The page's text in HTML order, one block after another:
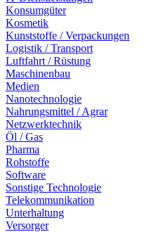
Konsumgüter
Kosmetik
Kunststoffe / Verpackungen
Logistik / Transport
Luftfahrt / Rüstung
Maschinenbau
Medien
Nanotechnologie
Nahrungsmittel / Agrar
Netzwerktechnik
Öl / Gas
Pharma
Rohstoffe
Software
Sonstige Technologie
Telekommunikation
Unterhaltung
Versorger